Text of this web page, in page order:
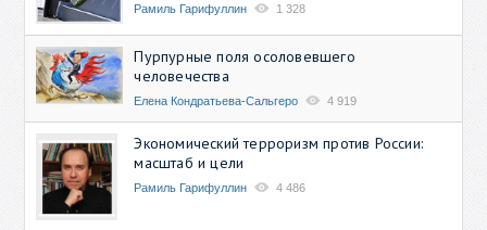
Рамиль Гарифуллин 1 328
Пурпурные поля осоловевшего
человечества
Елена Кондратьева-Сальгеро 4 919
Экономический терроризм против России:
масштаб и цели
Рамиль Гарифуллин 4 486